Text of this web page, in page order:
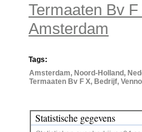
Termaaten Bv
Amsterdam
Tags:
Amsterdam, Noord-Holland,
Termaaten Bv F X, Bedrijf,
Statistische gegevens